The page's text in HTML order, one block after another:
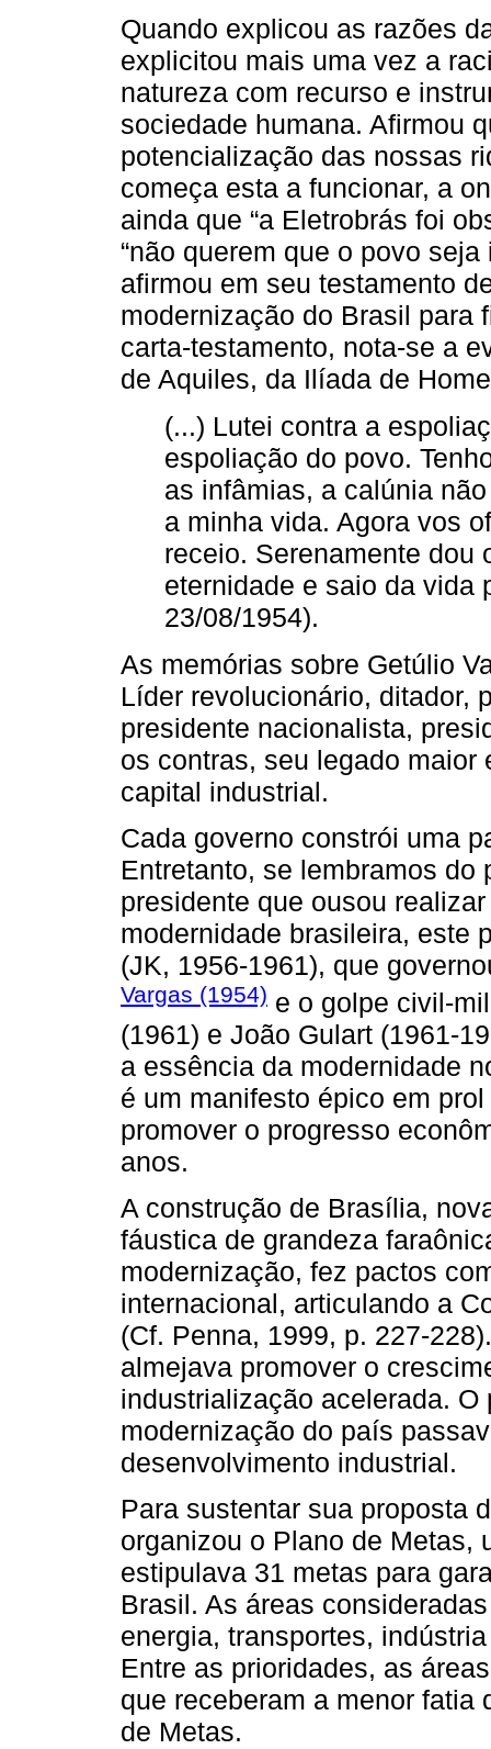
Quando explicou as razões
explicitou mais uma vez a
natureza com recurso e
sociedade humana. Afirmou
potencialização das nossas
começa esta a funcionar, a
ainda que “a Eletrobrás foi
“não querem que o povo
afirmou em seu testamento
modernização do Brasil para
carta-testamento, nota-se a
de Aquiles, da Ilíada de
(...) Lutei contra a
espoliação do povo.
as infâmias, a calúnia
a minha vida. Agora vos
receio. Serenamente dou
eternidade e saio da vida
23/08/1954).
As memórias sobre Getúlio
Líder revolucionário, ditador,
presidente nacionalista,
os contras, seu legado
capital industrial.
Cada governo constrói uma
Entretanto, se lembramos do
presidente que ousou
modernidade brasileira, este
(JK, 1956-1961), que
Vargas (1954) e o golpe civil-
(1961) e João Gulart (1961-
a essência da modernidade
é um manifesto épico em
promover o progresso
anos.
A construção de Brasília,
fáustica de grandeza
modernização, fez pactos
internacional, articulando a
(Cf. Penna, 1999, p. 227-
almejava promover o
industrialização acelerada.
modernização do país
desenvolvimento industrial.
Para sustentar sua proposta
organizou o Plano de Metas,
estipulava 31 metas para
Brasil. As áreas
energia, transportes,
Entre as prioridades, as
que receberam a menor fatia
de Metas.